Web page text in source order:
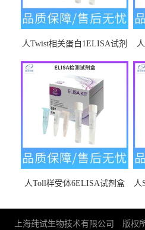
人Twist相关蛋白1ELISA试剂
人Toll样受体6ELISA试剂盒
人
上海莼试生物技术有限公司 版权